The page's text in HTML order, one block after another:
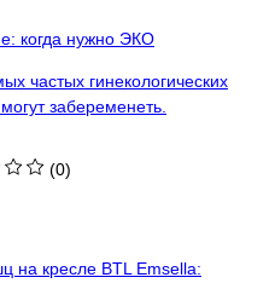
когда нужно ЭКО
частых гинекологических
забеременеть.
(0)
на кресле BTL Emsella: